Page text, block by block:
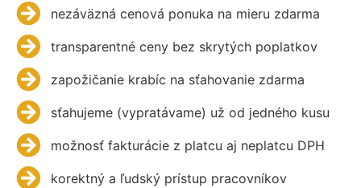
nezáväzná cenová ponuka na mieru zdarma
transparentné ceny bez skrytých poplatkov
zapožičanie krabíc na sťahovanie zdarma
sťahujeme (vypratávame) už od jedného kusu
možnosť fakturácie z platcu aj neplatcu DPH
korektný a ľudský prístup pracovníkov